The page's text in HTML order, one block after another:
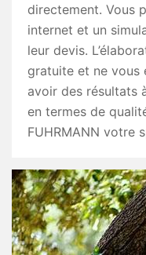
directement. Vous
internet et un
leur devis.
gratuite et ne vous
avoir des résultats
en termes de
FUHRMANN votre